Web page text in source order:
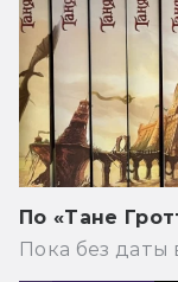
По «Тане
Пока без даты